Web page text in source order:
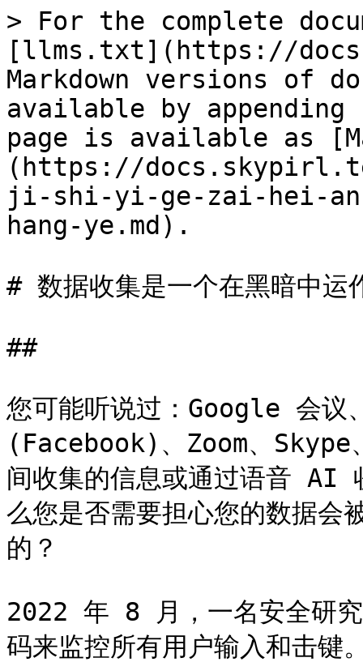
> For the complete
[llms.txt](https://
Markdown versions of
available by
page is available as
(https://
ji-shi-yi-ge-zai-hei-an-
hang-ye.md).
# 数据收集是一个在黑暗中运
##
您可能听说过：Google 会议
(Facebook)、Zoom、
间收集的信息或通过语音 AI
么您是否需要担心您的数据会
的？
2022 年 8 月，一名安全研
码来监控所有用户输入和击